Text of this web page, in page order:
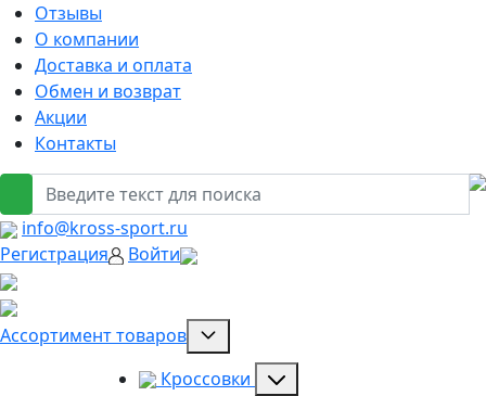
Отзывы
О компании
Доставка и оплата
Обмен и возврат
Акции
Контакты
info@kross-sport.ru
Регистрация
Войти
Ассортимент товаров
Кроссовки